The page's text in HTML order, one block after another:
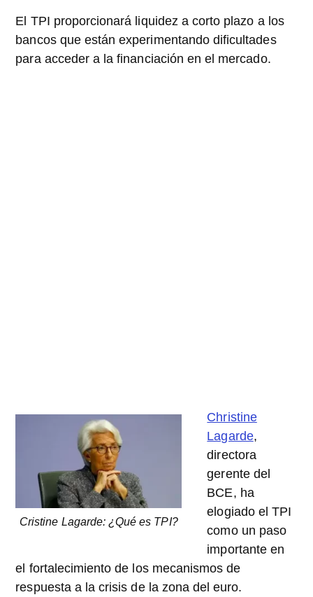
El TPI proporcionará liquidez a corto plazo a los
bancos que están experimentando dificultades
para acceder a la financiación en el mercado.
Cristine Lagarde: ¿Qué es TPI?
Christine
Lagarde,
directora
gerente del
BCE, ha
elogiado el TPI
como un paso
importante en
el fortalecimiento de los mecanismos de
respuesta a la crisis de la zona del euro.